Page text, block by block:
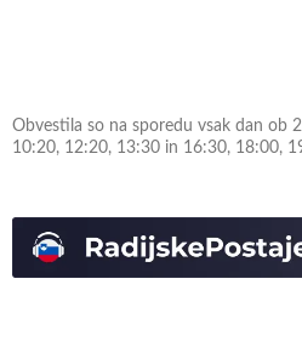
Obvestila so na sporedu vsak dan ob
10:20, 12:20, 13:30 in 16:30, 18:00,